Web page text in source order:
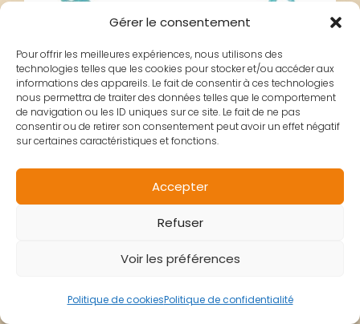
Gérer le consentement
Pour offrir les meilleures expériences, nous utilisons des
technologies telles que les cookies pour stocker et/ou accéder aux
informations des appareils. Le fait de consentir à ces technologies
nous permettra de traiter des données telles que le comportement
de navigation ou les ID uniques sur ce site. Le fait de ne pas
consentir ou de retirer son consentement peut avoir un effet négatif
sur certaines caractéristiques et fonctions.
Accepter
Refuser
Voir les préférences
Politique de cookiesPolitique de confidentialité
JOINT CARTER
REDUCTEUR
PEUGEOT TREKKER